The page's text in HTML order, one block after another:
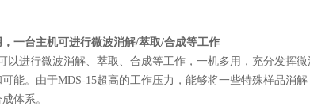
一台主机可进行微波消解/萃取/合成等工作
以进行微波消解、萃取、合成等工作，一机多用，充分发挥
可能。由于MDS-15超高的工作压力，能够将一些特殊样品消
体系。